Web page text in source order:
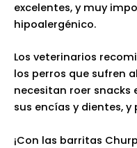
excelentes, y muy
hipoalergénico.
Los veterinarios
los perros que sufren
necesitan roer snacks
sus encías y dientes,
¡Con las barritas